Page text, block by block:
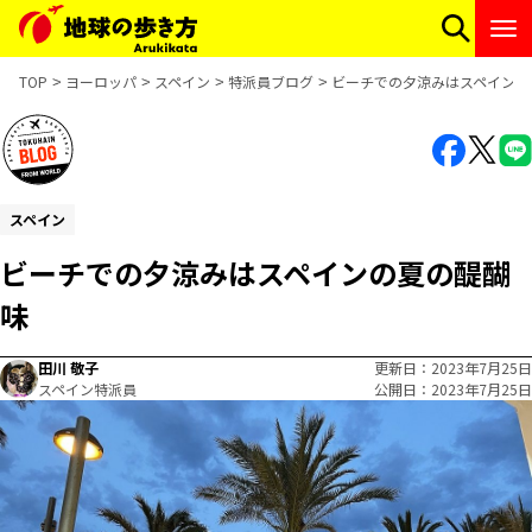
TOP ヨーロッパ スペイン 特派員ブログ ビーチでの夕涼みはスペイン
スペイン
ビーチでの夕涼みはスペインの夏の醍醐
味
田川 敬子
スペイン特派員
更新日
2023年7月25日
公開日
2023年7月25日